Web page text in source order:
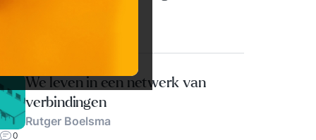
We leven in een netwerk van
verbindingen
Rutger Boelsma
0